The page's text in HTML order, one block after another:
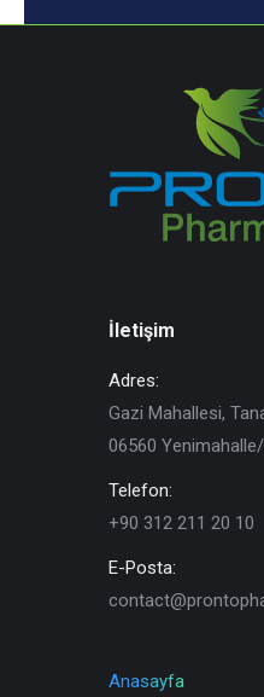
İletişim
Adres:
Gazi Mahallesi,
06560
Telefon:
+90 312 211 20 10
E-Posta:
Anasayfa